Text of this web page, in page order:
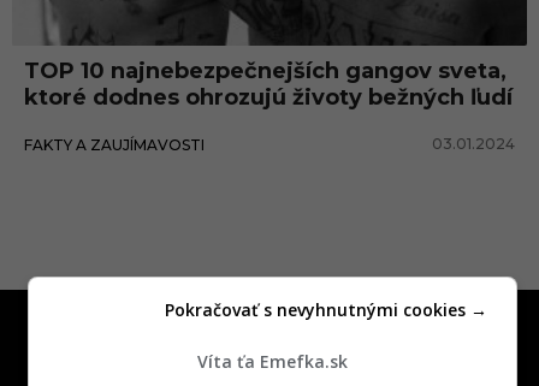
e
rTOP 10 najnebezpečnejších gangov sveta,
ktoré dodnes ohrozujú životy bežných ľudí
FAKTY A ZAUJÍMAVOSTI 03.01.2024
Víta ťa Emefka.sk
Pokračovať s nevyhnutnými cookies →